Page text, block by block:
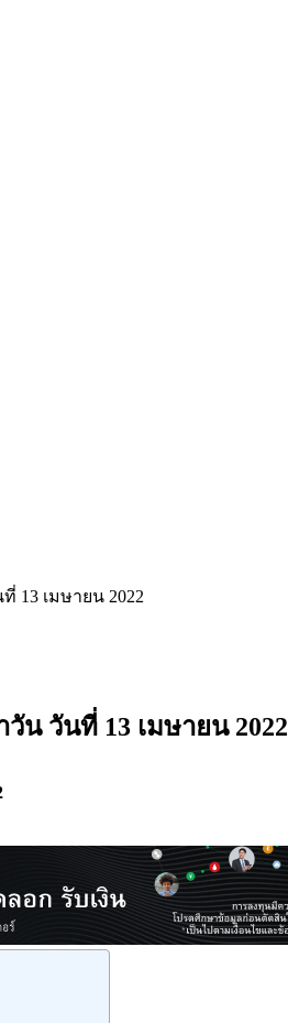
13 เมษายน 2022
วัน วันที่ 13 เมษายน 2022